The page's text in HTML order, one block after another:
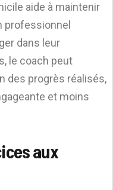
aide à maintenir
professionnel
dans leur
le coach peut
des progrès réalisés,
et moins
aux